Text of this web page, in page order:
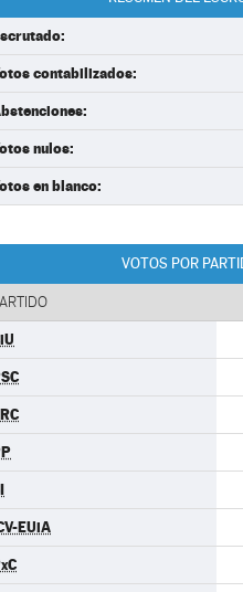
contabilizados:
nulos:
en blanco:
VOTOS POR
EUiA